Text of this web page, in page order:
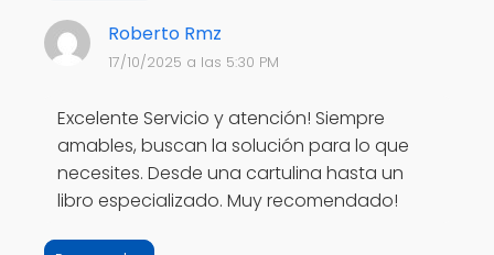
Roberto Rmz
17/10/2025 a las 5:30 PM
Excelente Servicio y atención! Siempre
amables, buscan la solución para lo que
necesites. Desde una cartulina hasta un
libro especializado. Muy recomendado!